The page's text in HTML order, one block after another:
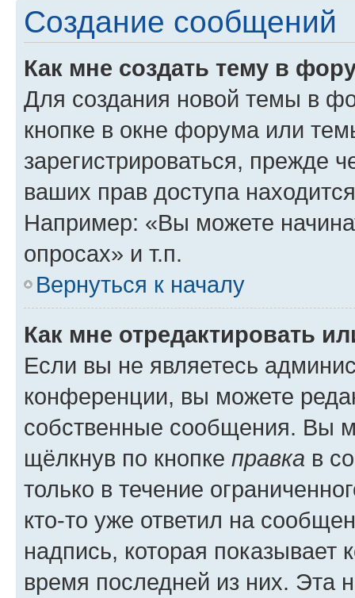
Создание сообщений
Как мне создать тему в
Для создания новой темы в
кнопке в окне форума или
зарегистрироваться, прежде
ваших прав доступа
Например: «Вы можете
опросах» и т.п.
Вернуться к началу
Как мне отредактировать
Если вы не являетесь
конференции, вы можете
собственные сообщения. Вы
щёлкнув по кнопке правка в
только в течение
кто-то уже ответил на
надпись, которая показывает
время последней из них. Эта